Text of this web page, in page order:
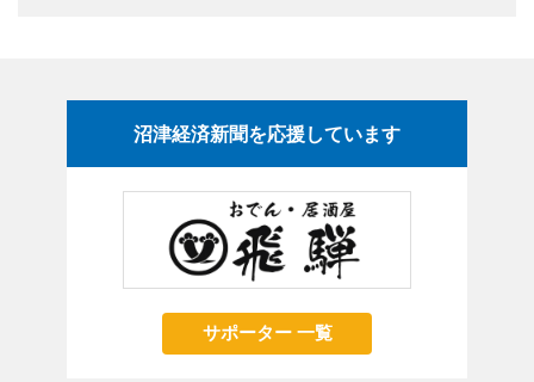
沼津経済新聞を応援しています
サポーター 一覧